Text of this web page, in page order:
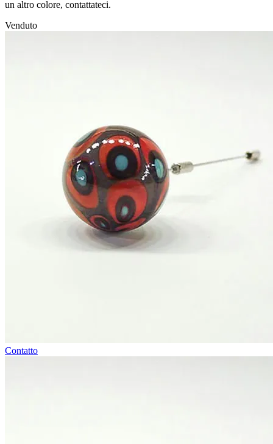
un altro colore, contattateci.
Venduto
Contatto